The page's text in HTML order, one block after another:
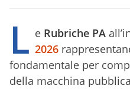
L e Rubriche PA
2026
fondamentale per
della macchina